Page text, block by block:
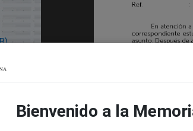
Bienvenido a la